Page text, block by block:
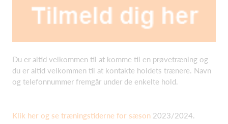
Du er altid velkommen til at komme til en prøvetræning og
du er altid velkommen til at kontakte holdets trænere. Navn
og telefonnummer fremgår under de enkelte hold.
Klik her og se træningstiderne for sæson 2023/2024.